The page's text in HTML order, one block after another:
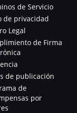
de Servicio
de privacidad
Legal
de Firma
de publicación
de
por